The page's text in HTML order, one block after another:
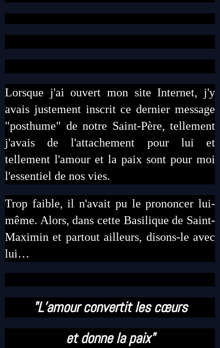
Lorsque j'ai ouvert mon site Internet, j'y
avais justement inscrit ce dernier message
"posthume" de notre Saint-Père, tellement
j'avais de l'attachement pour lui et
tellement l'amour et la paix sont pour moi
l'essentiel de nos vies.
Trop faible, il n'avait pu le prononcer lui-
même. Alors, dans cette Basilique de Saint-
Maximin et partout ailleurs, disons-le avec
lui…
"L’amour convertit les cœurs
et donne la paix"